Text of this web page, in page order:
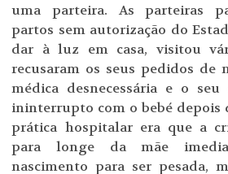
uma parteira. As parteiras
partos sem autorização do
dar à luz em casa, visitou
recusaram os seus pedidos de
médica desnecessária e o
ininterrupto com o bebé depois
prática hospitalar era que a
para longe da mãe
nascimento para ser pesada,